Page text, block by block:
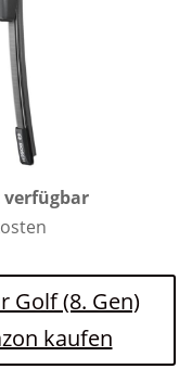
Golf (8. Gen)
kaufen